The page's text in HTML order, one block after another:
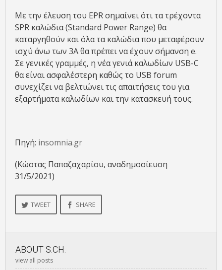
Με την έλευση του EPR σημαίνει ότι τα τρέχοντα
SPR καλώδια (Standard Power Range) θα
καταργηθούν και όλα τα καλώδια που μεταφέρουν
ισχύ άνω των 3A θα πρέπει να έχουν σήμανση e.
Σε γενικές γραμμές, η νέα γενιά καλωδίων USB-C
θα είναι ασφαλέστερη καθώς το USB forum
συνεχίζει να βελτιώνει τις απαιτήσεις του για
εξαρτήματα καλωδίων και την κατασκευή τους.
Πηγή: insomnia.gr
(Κώστας Παπαζαχαρίου, αναδημοσίευση
31/5/2021)
TWEET SHARE
ABOUT S.CH.
view all posts